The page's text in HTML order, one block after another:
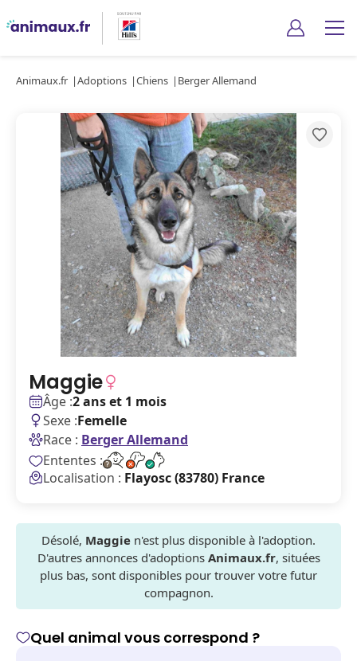
Animaux.fr Adoptions Chiens Berger Allemand
Maggie
Âge :2 ans et 1 mois
Sexe :Femelle
Race : Berger Allemand
Ententes :
Localisation : Flayosc (83780) France
Désolé, Maggie n'est plus disponible à l'adoption.
D'autres annonces d'adoptions Animaux.fr, situées
plus bas, sont disponibles pour trouver votre futur
compagnon.
Quel animal vous correspond ?